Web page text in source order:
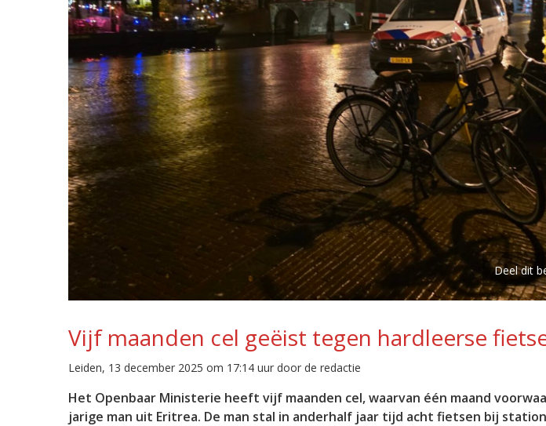
Deel dit
Vijf maanden cel geëist tegen hardleerse
Leiden, 13 december 2025 om 17:14 uur door de redactie
Het Openbaar Ministerie heeft vijf maanden cel, waarvan één maand
jarige man uit Eritrea. De man stal in anderhalf jaar tijd acht fietsen bij